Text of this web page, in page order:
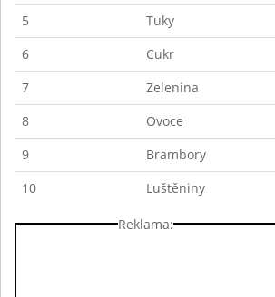
5
Tuky
6
Cukr
7
Zelenina
8
Ovoce
9
Brambory
10
Luštěniny
Reklama: